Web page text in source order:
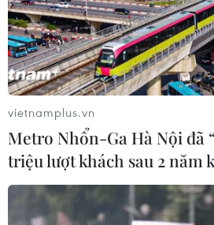
TIN LIÊN QUAN
vietnamplus.vn
Metro Nhổn-Ga Hà Nội đã
triệu lượt khách sau 2 năm